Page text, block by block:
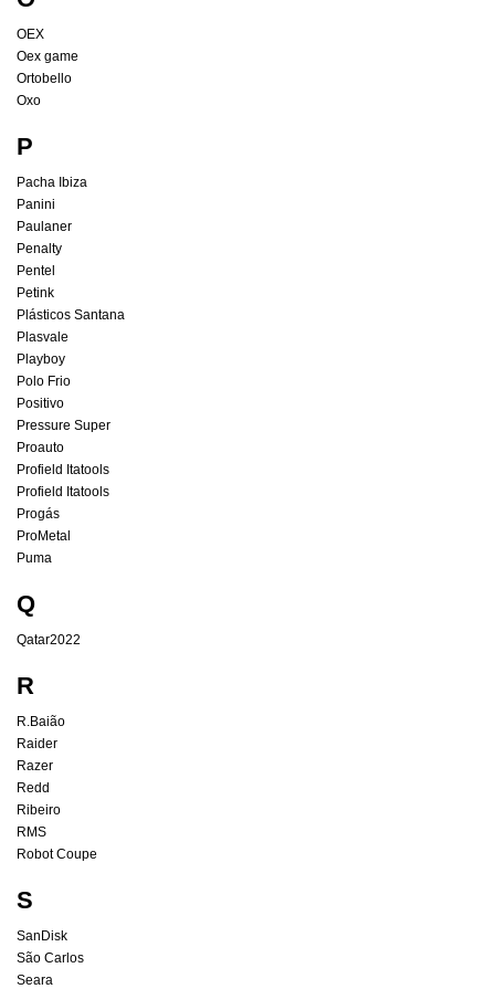
OEX
Oex game
Ortobello
Oxo
P
Pacha Ibiza
Panini
Paulaner
Penalty
Pentel
Petink
Plásticos Santana
Plasvale
Playboy
Polo Frio
Positivo
Pressure Super
Proauto
Profield Itatools
Profield Itatools
Progás
ProMetal
Puma
Q
Qatar2022
R
R.Baião
Raider
Razer
Redd
Ribeiro
RMS
Robot Coupe
S
SanDisk
São Carlos
Seara